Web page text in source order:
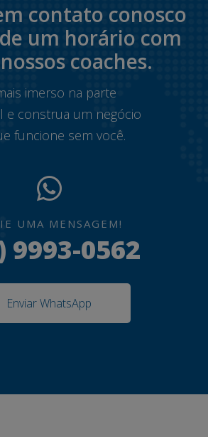
contato conosco
um horário com
coaches.
imerso na parte
e construa um negócio
funcione sem você.
UMA MENSAGEM!
9993-0562
Enviar WhatsApp